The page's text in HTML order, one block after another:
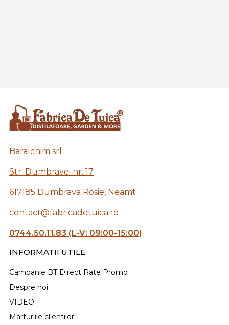
Baralchim srl
Str. Dumbravei nr. 17
617185 Dumbrava Rosie, Neamt
contact@fabricadetuica.ro
0744.50.11.83 (L-V: 09:00-15:00)
INFORMATII UTILE
Campanie BT Direct Rate Promo
Despre noi
VIDEO
Marturiile clientilor